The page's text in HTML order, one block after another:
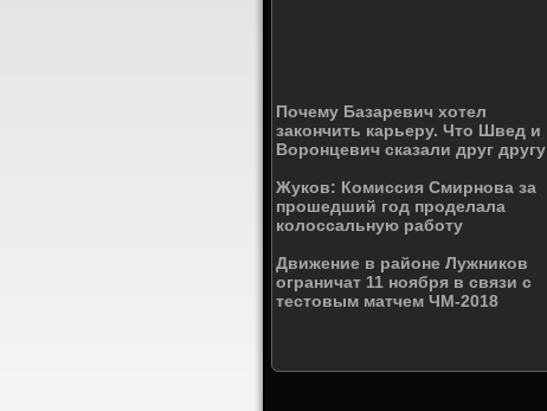
Почему Базаревич хотел
закончить карьеру. Что Швед и
Воронцевич сказали друг другу
Жуков: Комиссия Смирнова за
прошедший год проделала
колоссальную работу
Движение в районе Лужников
ограничат 11 ноября в связи с
тестовым матчем ЧМ-2018